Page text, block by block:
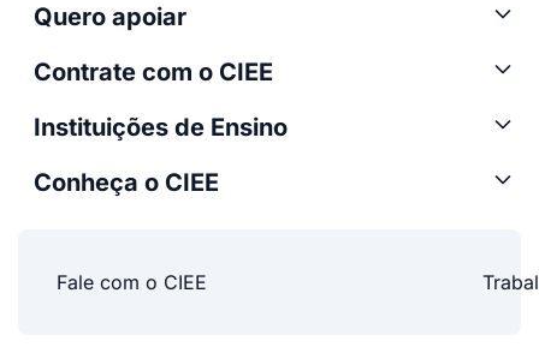
Quero apoiar
Contrate com o CIEE
Instituições de Ensino
Conheça o CIEE
Fale com o CIEE